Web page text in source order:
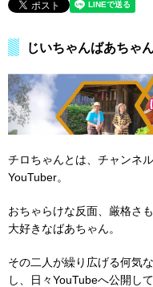
じいちゃんばあちゃ
チロちゃんとは、チャンネ
YouTuber。
おちゃらけな反面、厳格さ
大好きなばあちゃん。
その二人が繰り広げる何気
し、日々YouTubeへ公開して